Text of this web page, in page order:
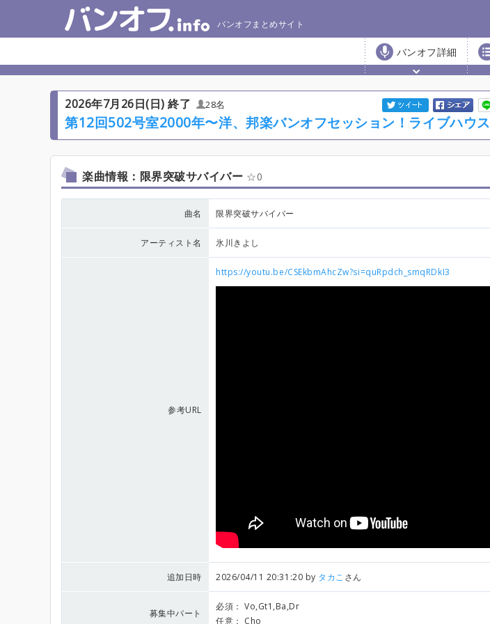
バンオフまとめサイト
バンオフ詳細
2026年7月26日(日) 終了 28名
第12回502号室2000年〜洋、邦楽バンオフセッション！ライブハウス
楽曲情報：限界突破サバイバー 0
曲名 限界突破サバイバー
アーティスト名 氷川きよし
参考URL
https://youtu.be/CSEkbmAhcZw?si=quRpdch_smqRDkI3
追加日時 2026/04/11 20:31:20 by タカこ さん
募集中パート
必須： Vo,Gt1,Ba,Dr
任意： Cho